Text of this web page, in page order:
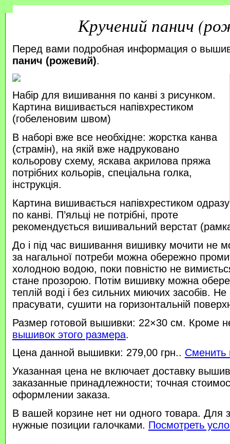
Кручений панич
Перед вами подробная информация о
панич (рожевий).
Набір для вишивання по канві з рисунком.
Картина вишивається напівхрестиком
(гобеленовим швом)
В наборі вже все необхідне: жорстка канва
(страмін), на якій вже надруковано
кольорову схему, яскава акрилова пряжа
потрібних кольорів, спеціальна голка,
інструкція.
Картина вишивається напівхрестиком одразу
по канві. П’яльці не потрібні, проте
рекомендується вишивальний верстат
До і під час вишивання вишивку мочити не
за нагальної потреби можна обережно
холодною водою, поки повністю не
стане прозорою. Потім вишивку можна
теплій воді і без сильних миючих засобів.
прасувати, сушити на горизонтальній
Размер готовой вышивки: 22×30 см. Кроме
вышивок этого размера.
Цена данной вышивки: 279,00 грн.. Сменить
Указанная цена не включает доставку
заказанные принадлежности; точная
оформлении заказа.
В вашей корзине нет ни одного товара. Для
нужные позиции галочками. Посмотреть